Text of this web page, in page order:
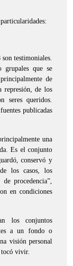
testimoniales.
grupales que se
de
represión, de los
seres queridos.
publicadas
una
Es el conjunto
conservó y
los casos, los
procedencia”,
en condiciones
los conjuntos
a un fondo o
visión personal
tocó vivir.